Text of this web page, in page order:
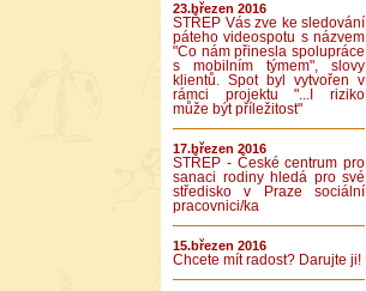
23.březen 2016
STŘEP Vás zve ke sledování
páteho videospotu s názvem
"Co nám přinesla spolupráce
s mobilním týmem", slovy
klientů. Spot byl vytvořen v
rámci projektu "...I riziko
může být příležitost"
17.březen 2016
STŘEP - České centrum pro
sanaci rodiny hledá pro své
středisko v Praze sociální
pracovnici/ka
15.březen 2016
Chcete mít radost? Darujte ji!